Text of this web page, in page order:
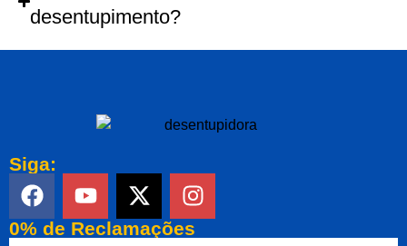
desentupimento?
Siga:
0% de Reclamações